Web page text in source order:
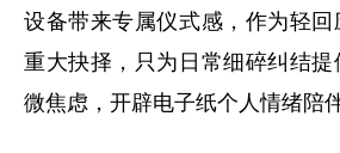
设备带来专属仪式感，作为轻
重大抉择，只为日常细碎纠结
微焦虑，开辟电子纸个人情绪陪